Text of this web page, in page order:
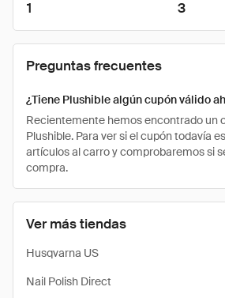
Ver más tiendas
Husqvarna US
Nail Polish Direct
1 3
Preguntas frecuentes
¿Tiene Plushible algún cupón válido
Recientemente hemos encontrado un
Plushible. Para ver si el cupón todavía
artículos al carro y comprobaremos si
compra.